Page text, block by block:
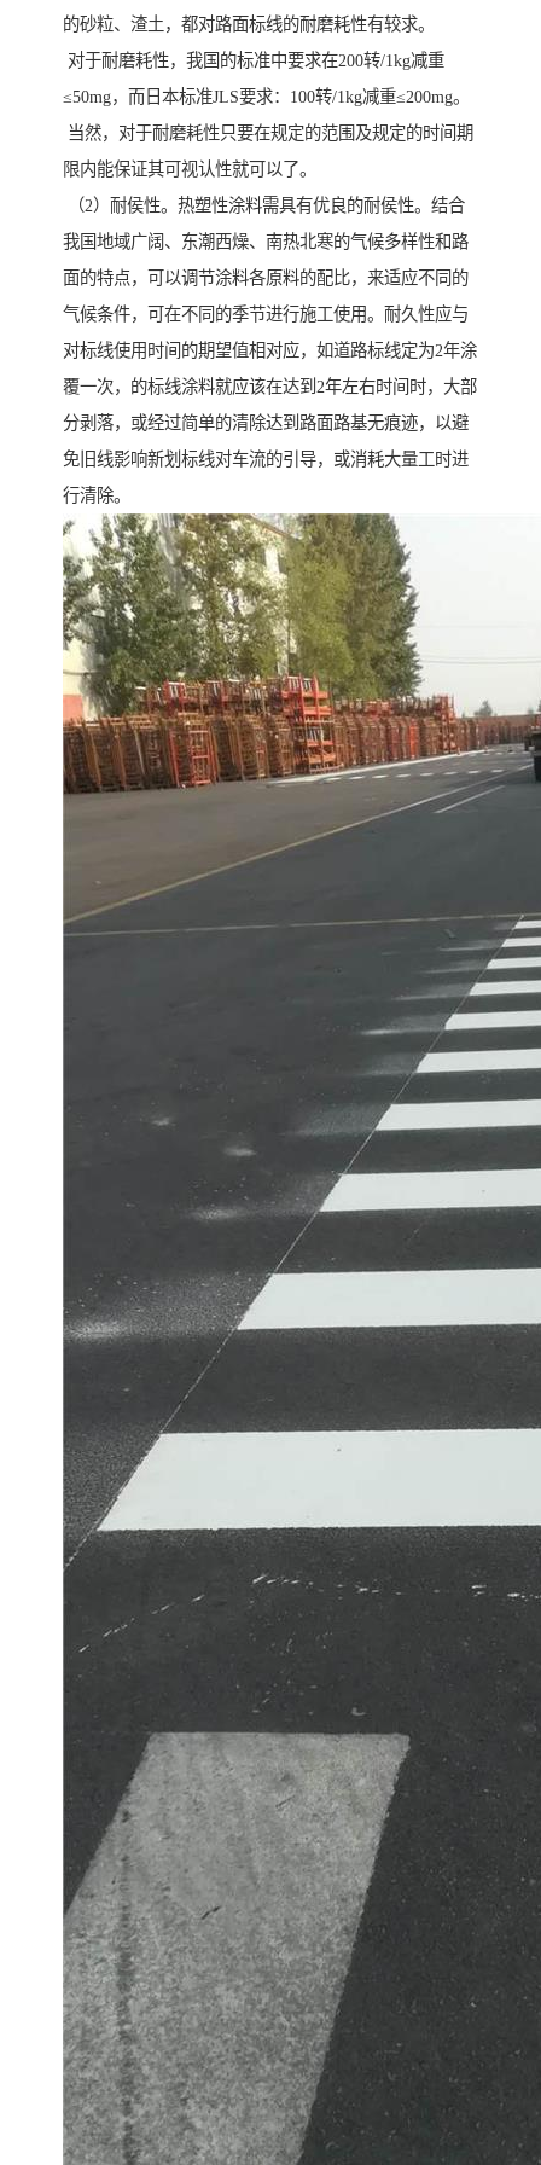
的砂粒、渣土，都对路面标线的耐磨耗性有较求。
对于耐磨耗性，我国的标准中要求在200转/1kg减重
≤50mg，而日本标准JLS要求：100转/1kg减重≤200mg。
当然，对于耐磨耗性只要在规定的范围及规定的时间期
限内能保证其可视认性就可以了。
（2）耐侯性。热塑性涂料需具有优良的耐侯性。结合
我国地域广阔、东潮西燥、南热北寒的气候多样性和路
面的特点，可以调节涂料各原料的配比，来适应不同的
气候条件，可在不同的季节进行施工使用。耐久性应与
对标线使用时间的期望值相对应，如道路标线定为2年涂
覆一次，的标线涂料就应该在达到2年左右时间时，大部
分剥落，或经过简单的清除达到路面路基无痕迹，以避
免旧线影响新划标线对车流的引导，或消耗大量工时进
行清除。